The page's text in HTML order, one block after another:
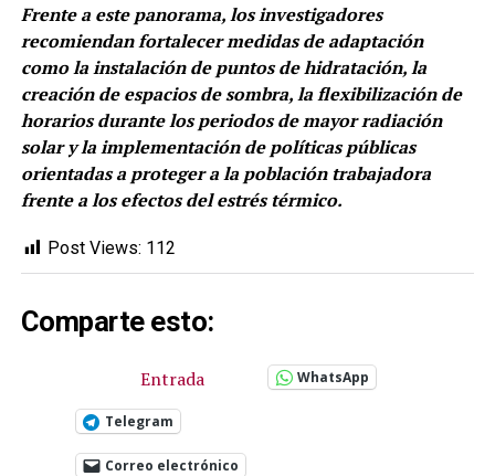
Frente a este panorama, los investigadores
recomiendan fortalecer medidas de adaptación
como la instalación de puntos de hidratación, la
creación de espacios de sombra, la flexibilización de
horarios durante los periodos de mayor radiación
solar y la implementación de políticas públicas
orientadas a proteger a la población trabajadora
frente a los efectos del estrés térmico.
Post Views: 112
Comparte esto:
Entrada WhatsApp
Telegram
Correo electrónico